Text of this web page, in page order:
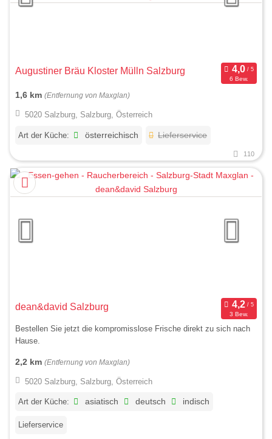
Augustiner Bräu Kloster Mülln Salzburg
6 Bew.
1,6 km (Entfernung von Maxglan)
5020 Salzburg, Salzburg, Österreich
Art der Küche: österreichisch Lieferservice
110
dean&david Salzburg
3 Bew.
Bestellen Sie jetzt die kompromisslose Frische direkt zu sich nach
Hause.
2,2 km (Entfernung von Maxglan)
5020 Salzburg, Salzburg, Österreich
Art der Küche: asiatisch deutsch indisch
Lieferservice